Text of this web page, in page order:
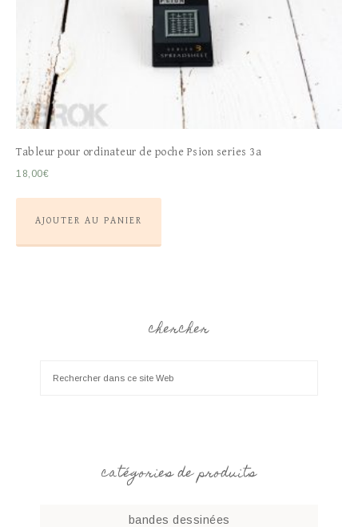
Tableur pour ordinateur de poche Psion series 3a
18,00€
AJOUTER AU PANIER
chercher
catégories de produits
bandes dessinées